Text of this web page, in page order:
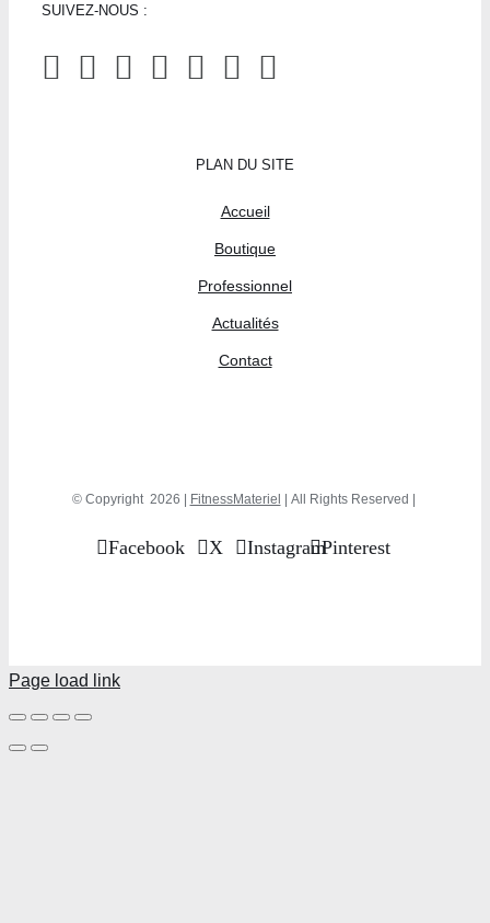
SUIVEZ-NOUS :
PLAN DU SITE
Accueil
Boutique
Professionnel
Actualités
Contact
© Copyright 2026 | FitnessMateriel | All Rights Reserved |
Facebook X InstagramPinterest
Page load link